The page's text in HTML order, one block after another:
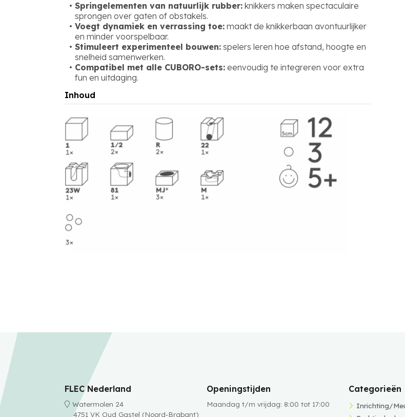
Springelementen van natuurlijk rubber: knikkers maken spectaculaire
sprongen over gaten of obstakels.
Voegt dynamiek en verrassing toe: maakt de knikkerbaan avontuurlijker
en minder voorspelbaar.
Stimuleert experimenteel bouwen: spelers leren hoe afstand, hoogte en
snelheid samenwerken.
Compatibel met alle CUBORO-sets: eenvoudig te integreren voor extra
fun en uitdaging.
Inhoud
FLEC Nederland
Watermolen 24
4751 VK Oud Gastel (Noord-Brabant)
Openingstijden
Maandag t/m vrijdag: 8:00 tot 17:00
Categorieën
Inrichting/